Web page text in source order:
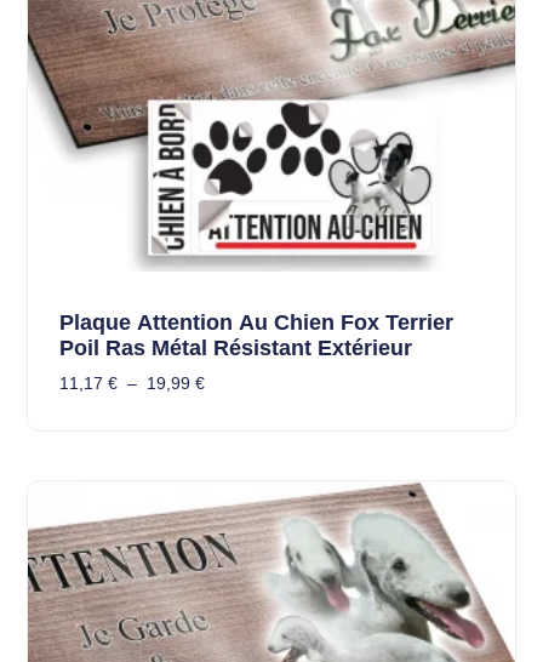
Plaque Attention Au Chien Fox Terrier
Poil Ras Métal Résistant Extérieur
11,17 € – 19,99 €